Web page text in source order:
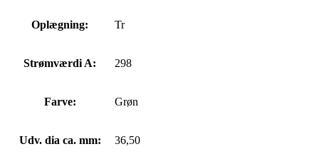
Oplægning: Tr
Strømværdi A: 298
Farve: Grøn
Udv. dia ca. mm: 36,50